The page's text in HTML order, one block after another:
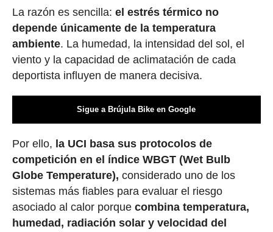
La razón es sencilla: el estrés térmico no
depende únicamente de la temperatura
ambiente. La humedad, la intensidad del sol, el
viento y la capacidad de aclimatación de cada
deportista influyen de manera decisiva.
Sigue a Brújula Bike en Google
Por ello, la UCI basa sus protocolos de
competición en el índice WBGT (Wet Bulb
Globe Temperature), considerado uno de los
sistemas más fiables para evaluar el riesgo
asociado al calor porque combina temperatura,
humedad, radiación solar y velocidad del